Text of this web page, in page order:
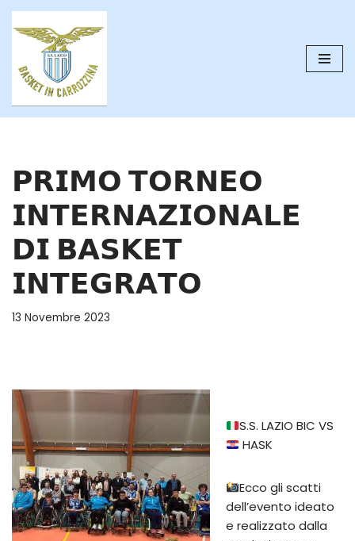
contenuto
𝗣𝗥𝗜𝗠𝗢 𝗧𝗢𝗥𝗡𝗘𝗢
𝗜𝗡𝗧𝗘𝗥𝗡𝗔𝗭𝗜𝗢𝗡𝗔𝗟𝗘
𝗗𝗜 𝗕𝗔𝗦𝗞𝗘𝗧
𝗜𝗡𝗧𝗘𝗚𝗥𝗔𝗧𝗢
13 Novembre 2023
S.S. LAZIO BIC VS
HASK
Ecco gli scatti
dell’evento ideato
e realizzato dalla